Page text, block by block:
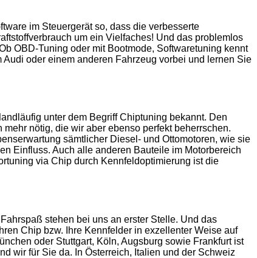
im Steuergerät so, dass die verbesserte
um ein Vielfaches! Und das problemlos
OBD-Tuning oder mit Bootmode, Softwaretuning kennt
oder einem anderen Fahrzeug vorbei und lernen Sie
unter dem Begriff Chiptuning bekannt. Den
nötig, die wir aber ebenso perfekt beherrschen.
sämtlicher Diesel- und Ottomotoren, wie sie
Einfluss. Auch alle anderen Bauteile im Motorbereich
via Chip durch Kennfeldoptimierung ist die
stehen bei uns an erster Stelle. Und das
Chip bzw. Ihre Kennfelder in exzellenter Weise auf
oder Stuttgart, Köln, Augsburg sowie Frankfurt ist
wir für Sie da. In Österreich, Italien und der Schweiz